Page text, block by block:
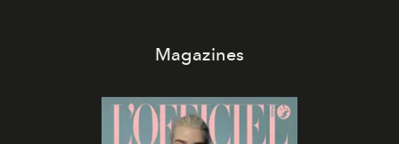
Magazines